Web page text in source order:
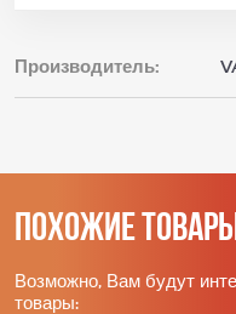
Производитель:
Похожие
Возможно, Вам будут
товары: